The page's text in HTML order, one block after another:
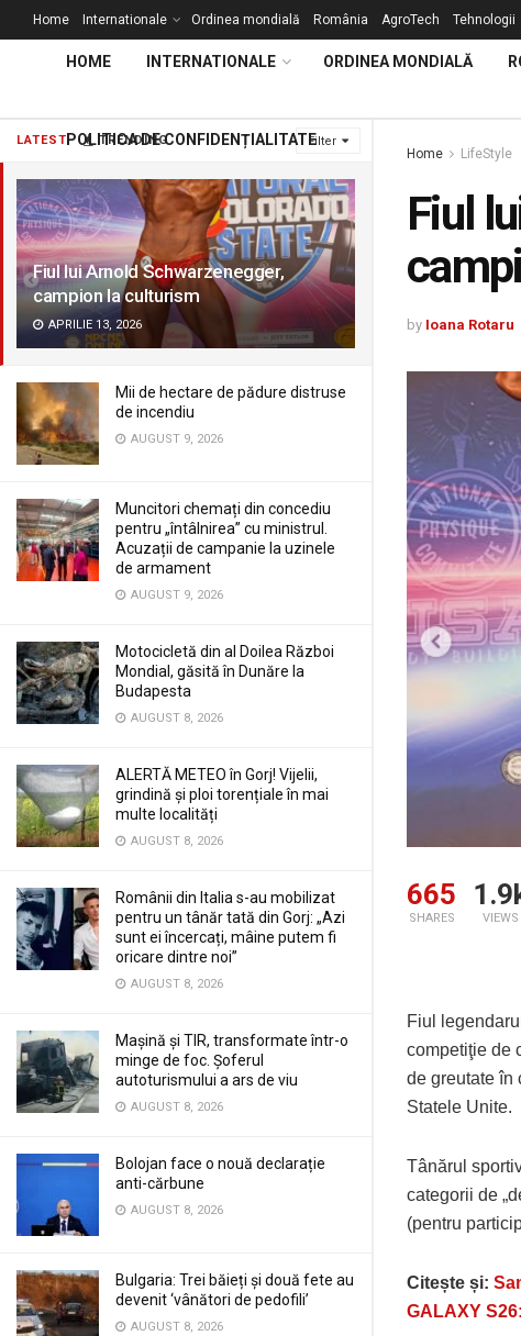
LATEST TRENDING Filter
Fiul lui Arnold Schwarzenegger,
campion la culturism
APRILIE 13, 2026
Mii de hectare de pădure distruse
de incendiu
AUGUST 9, 2026
Muncitori chemați din concediu
pentru „întâlnirea” cu ministrul.
Acuzații de campanie la uzinele
de armament
AUGUST 9, 2026
Motocicletă din al Doilea Război
Mondial, găsită în Dunăre la
Budapesta
AUGUST 8, 2026
ALERTĂ METEO în Gorj! Vijelii,
grindină și ploi torențiale în mai
multe localități
AUGUST 8, 2026
Românii din Italia s-au mobilizat
pentru un tânăr tată din Gorj: „Azi
sunt ei încercați, mâine putem fi
oricare dintre noi”
AUGUST 8, 2026
Mașină și TIR, transformate într-o
minge de foc. Șoferul
autoturismului a ars de viu
AUGUST 8, 2026
Bolojan face o nouă declarație
anti-cărbune
AUGUST 8, 2026
Bulgaria: Trei băieți și două fete au
devenit ‘vânători de pedofili’
AUGUST 8, 2026
Home Internationale Ordinea mondială România AgroTech Tehnologii
HOME INTERNATIONALE ORDINEA MONDIALĂ
POLITICA DE CONFIDENȚIALITATE
Home LifeStyle
Fiul
by Ioana Rotaru
665
SHARES VIEWS
Fiul
competiţie de
de greutate în
Statele Unite.
Tânărul
categorii de
(pentru
Citește și:
GALAXY